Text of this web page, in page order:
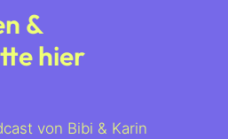
&
hier
von Bibi & Karin